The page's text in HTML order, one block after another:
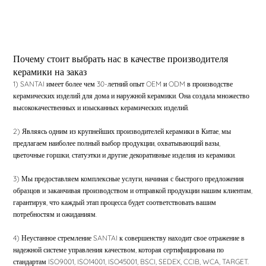
Почему стоит выбрать нас в качестве производителя
керамики на заказ
1) SANTAI имеет более чем 30-летний опыт OEM и ODM в производстве
керамических изделий для дома и наружной керамики. Она создала множество
высококачественных и изысканных керамических изделий.
2) Являясь одним из крупнейших производителей керамики в Китае, мы
предлагаем наиболее полный выбор продукции, охватывающий вазы,
цветочные горшки, статуэтки и другие декоративные изделия из керамики.
3) Мы предоставляем комплексные услуги, начиная с быстрого предложения
образцов и заканчивая производством и отправкой продукции нашим клиентам,
гарантируя, что каждый этап процесса будет соответствовать вашим
потребностям и ожиданиям.
4) Неустанное стремление SANTAI к совершенству находит свое отражение в
надежной системе управления качеством, которая сертифицирована по
стандартам ISO9001, ISO14001, ISO45001, BSCI, SEDEX, CCIB, WCA, TARGET.